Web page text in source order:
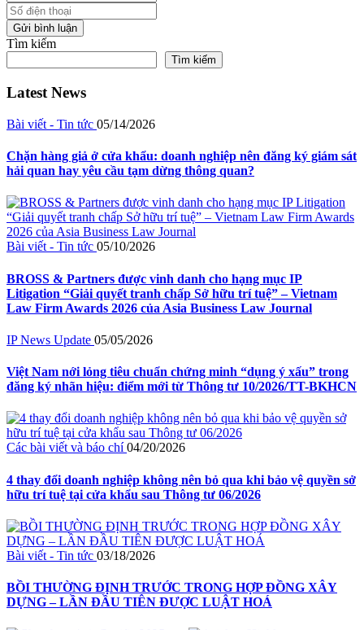
Số điện thoại
Gửi bình luận
Tìm kiếm
Tìm kiếm
Latest News
Bài viết - Tin tức 05/14/2026
Chặn hàng giả ở cửa khẩu: doanh nghiệp nên đăng ký giám sát
hải quan hay yêu cầu tạm dừng thông quan?
Bài viết - Tin tức 05/10/2026
BROSS & Partners được vinh danh cho hạng mục IP
Litigation “Giải quyết tranh chấp Sở hữu trí tuệ” – Vietnam
Law Firm Awards 2026 của Asia Business Law Journal
IP News Update 05/05/2026
Việt Nam nới lỏng tiêu chuẩn chứng minh “dụng ý xấu” trong
đăng ký nhãn hiệu: điểm mới từ Thông tư 10/2026/TT-BKHCN
Các bài viết và báo chí 04/20/2026
4 thay đổi doanh nghiệp không nên bỏ qua khi bảo vệ quyền sở
hữu trí tuệ tại cửa khẩu sau Thông tư 06/2026
Bài viết - Tin tức 03/18/2026
BỒI THƯỜNG ĐỊNH TRƯỚC TRONG HỢP ĐỒNG XÂY
DỰNG – LẦN ĐẦU TIÊN ĐƯỢC LUẬT HOÁ